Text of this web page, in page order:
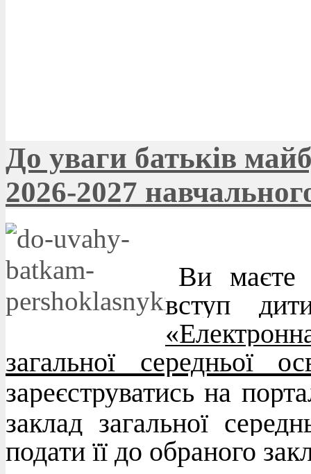
До уваги батьків
2026-2027
Ви маєте
вступ
загальної середньої
зареєструватись на
заклад загальної
подати її до обраного